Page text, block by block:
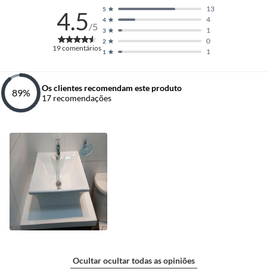
4.5/5
19comentários 1 1
2 0
3 1
4 4
5 13
89%
Os clientes recomendam este produto
17 recomendações
Ocultar ocultar todas as opiniões